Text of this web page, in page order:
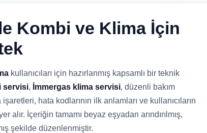
Kombi ve Klima İçin
kullanıcıları için hazırlanmış kapsamlı bir teknik
servisi, İmmergas klima servisi, düzenli bakım
hata kodlarının ilk anlamları ve kullanıcıların
İçeriğin tamamı beyaz eşyadan arındırılmış,
şekilde düzenlenmiştir.